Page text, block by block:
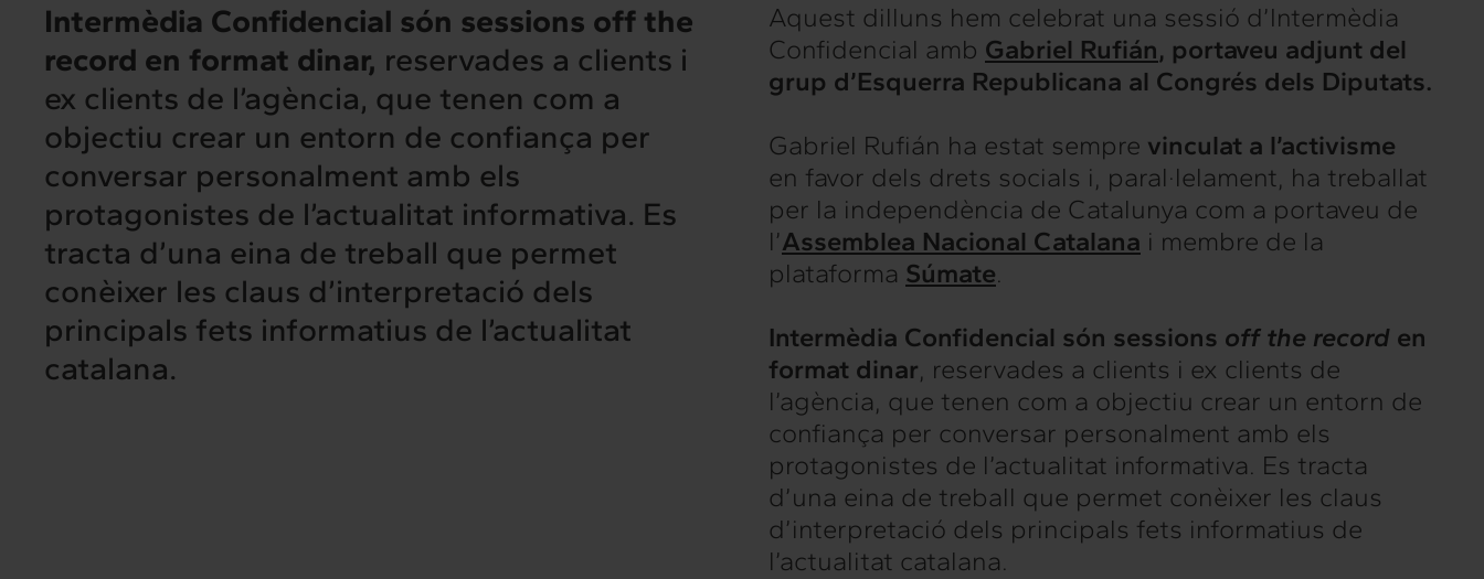
Intermèdia
Sobre nosaltres
Interconnexió
Els nostres serveis Projectes Confidencial
Intercanvi
Contacte
Intermèdia Confidencial són sessions off the
record en format dinar, reservades a clients i
ex clients de l’agència, que tenen com a
objectiu crear un entorn de confiança per
conversar personalment amb els
protagonistes de l’actualitat informativa. Es
tracta d’una eina de treball que permet
conèixer les claus d’interpretació dels
principals fets informatius de l’actualitat
catalana.
Aquest dilluns hem celebrat una sessió d’Intermèdia
Confidencial amb Gabriel Rufián, portaveu adjunt del
grup d’Esquerra Republicana al Congrés dels Diputats.
Gabriel Rufián ha estat sempre vinculat a l’activisme
en favor dels drets socials i, paral·lelament, ha treballat
per la independència de Catalunya com a portaveu de
l’Assemblea Nacional Catalana i membre de la
plataforma Súmate.
Intermèdia Confidencial són sessions off the record en
format dinar, reservades a clients i ex clients de
l’agència, que tenen com a objectiu crear un entorn de
confiança per conversar personalment amb els
protagonistes de l’actualitat informativa. Es tracta
d’una eina de treball que permet conèixer les claus
d’interpretació dels principals fets informatius de
l’actualitat catalana.